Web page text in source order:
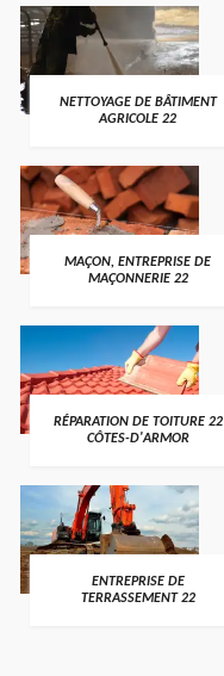
NETTOYAGE DE BÂTIMENT
AGRICOLE 22
MAÇON, ENTREPRISE DE
MAÇONNERIE 22
RÉPARATION DE TOITURE 22
CÔTES-D'ARMOR
ENTREPRISE DE
TERRASSEMENT 22